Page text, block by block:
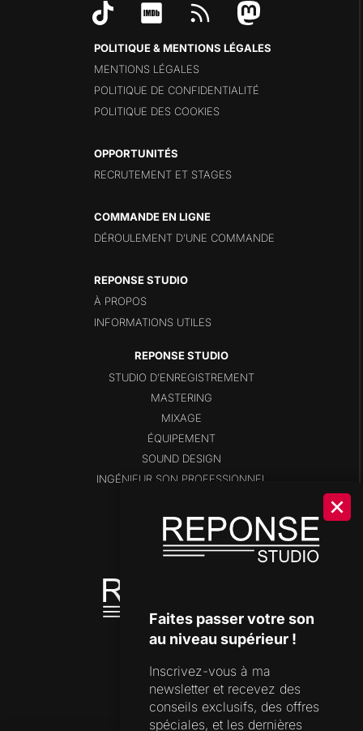
POLITIQUE & MENTIONS LÉGALES
MENTIONS LÉGALES
POLITIQUE DE CONFIDENTIALITÉ
POLITIQUE DES COOKIES
OPPORTUNITÉS
RECRUTEMENT ET STAGES
COMMANDE EN LIGNE
DÉROULEMENT D’UNE COMMANDE
REPONSE STUDIO
À PROPOS
INFORMATIONS UTILES
STUDIO D’ENREGISTREMENT
MASTERING
MIXAGE
ÉQUIPEMENT
SOUND DESIGN
INGÉNIEUR SON PROFESSIONNEL
SHOP
DISPONIBILITÉS
OUTILS DE STUDIO
SUPPORT
FORMULAIRE DE CONTACT
FAQ
Faites passer votre son
au niveau supérieur !
Inscrivez-vous à ma
newsletter et recevez des
conseils exclusifs, des offres
spéciales, et les dernières